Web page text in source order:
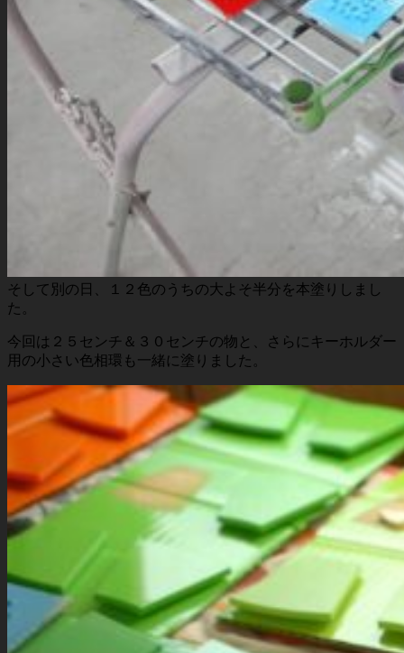
そして別の日、１２色のうちの大よそ半分を本塗りしまし
た。
今回は２５センチ＆３０センチの物と、さらにキーホルダー
用の小さい色相環も一緒に塗りました。